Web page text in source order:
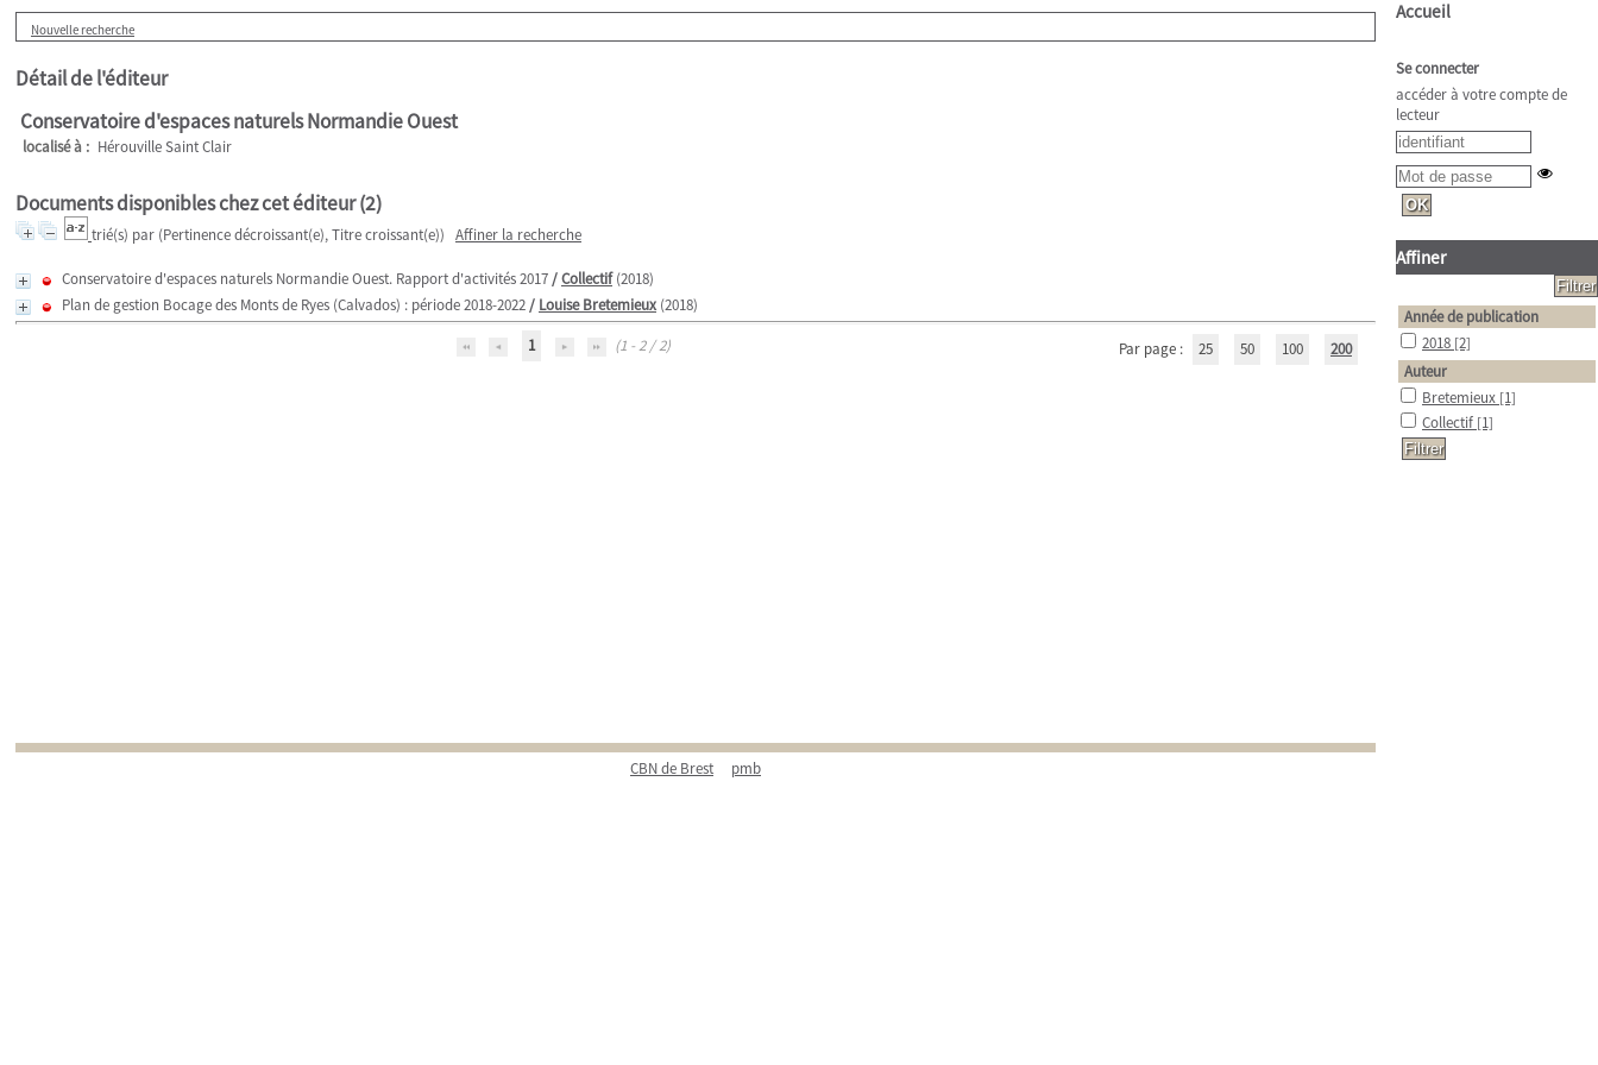
Nouvelle recherche
Détail de l'éditeur
Conservatoire d'espaces naturels Normandie Ouest
localisé à : Hérouville Saint Clair
Documents disponibles chez cet éditeur (2)
trié(s) par (Pertinence décroissant(e), Titre croissant(e)) Affiner la recherche
Conservatoire d'espaces naturels Normandie Ouest. Rapport d'activités 2017/Collectif(2018)
Plan de gestion Bocage des Monts de Ryes (Calvados) : période 2018-2022/ Louise Bretemieux (2018)
1
(1 - 2 / 2) Par page : 25 50 100 200
CBN de Brest pmb
Accueil
Se connecter
accéder à votre compte de
lecteur
Affiner
Année de publication
2018 [2]
Auteur
Bretemieux [1]
Collectif [1]